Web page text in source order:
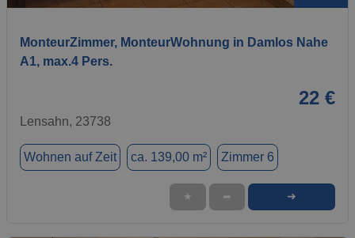
MonteurZimmer, MonteurWohnung in Damlos Nahe
A1, max.4 Pers.
22 €
Lensahn, 23738
Wohnen auf Zeit ca. 139,00 m² Zimmer 6
★ ➦ ➜